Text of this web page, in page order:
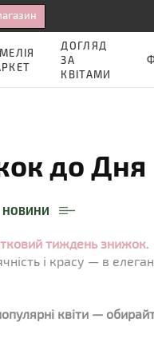
ДОГЛЯД
ЗА
КВІТАМИ
до Дня
НОВИНИ
тиждень знижок.
і красу — в
квіти —